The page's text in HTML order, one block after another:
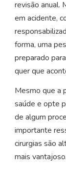
revisão anual.
em acidente,
forma, uma
preparado
quer que
Mesmo que a
saúde e opte
de algum
importante
cirurgias são
mais vantajoso.